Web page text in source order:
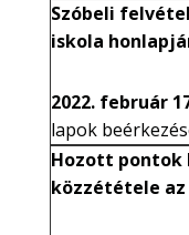
Szóbeli
iskola
2022. február
lapok
Hozott
közzététele